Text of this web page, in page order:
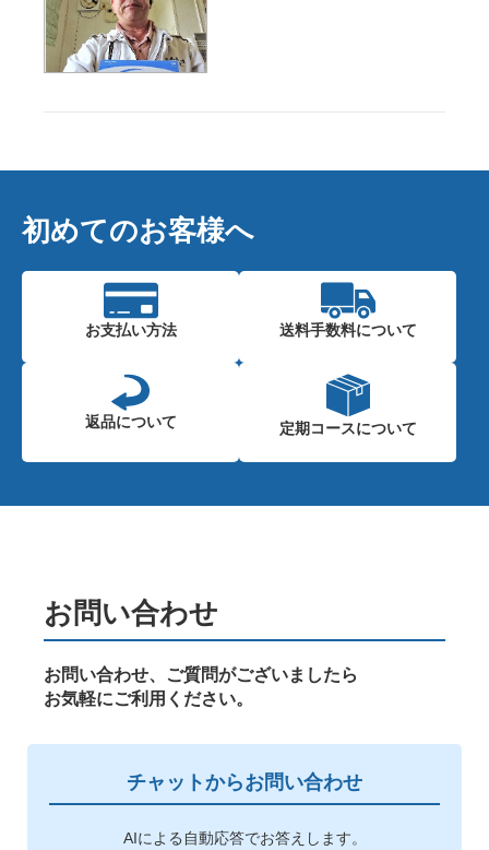
初めてのお客様へ
お支払い方法 送料手数料について
返品について 定期コースについて
お問い合わせ
お問い合わせ、ご質問がございましたら
お気軽にご利用ください。
チャットからお問い合わせ
AIによる自動応答でお答えします。